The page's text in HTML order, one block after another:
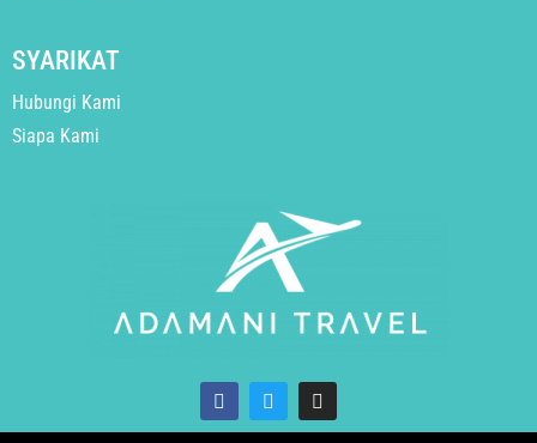
SYARIKAT
Hubungi Kami
Siapa Kami